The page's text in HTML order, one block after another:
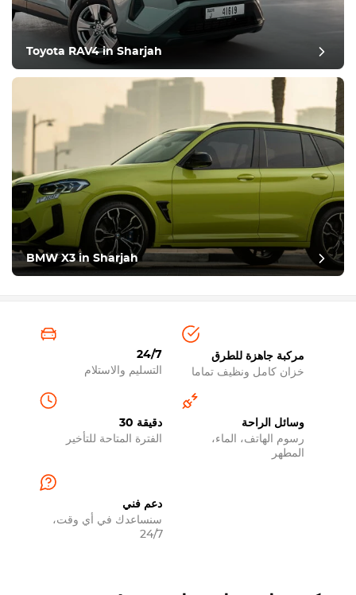
Toyota RAV4 in Sharjah
BMW X3 in Sharjah
24/7
التسليم والاستلام
مركبة جاهزة للطرق
خزان كامل ونظيف تماما
30 دقيقة
الفترة المتاحة للتأخير
وسائل الراحة
رسوم الهاتف، الماء،
المطهر
دعم فني
سنساعدك في أي وقت،
24/7